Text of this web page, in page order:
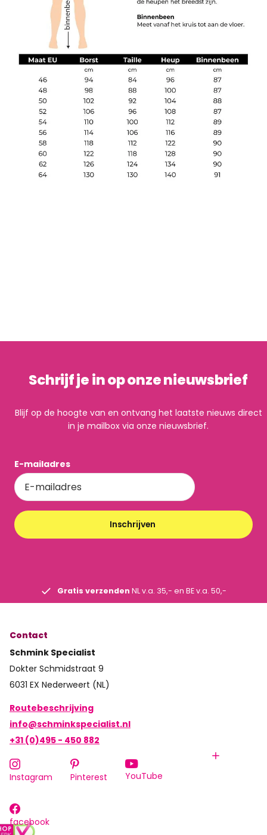
Schrijf je in op onze nieuwsbrief
Blijf op de hoogte van en ontvang het laatste nieuws direct
in je mailbox via onze nieuwsbrief.
E-mailadres
Inschrijven
Gratis verzenden NL v.a. 35,- en BE v.a. 50,-
Contact
Schmink Specialist
Dokter Schmidstraat 9
6031 EX Nederweert (NL)
Routebeschrijving
info@schminkspecialist.nl
+31 (0)495 - 450 882
Instagram Pinterest YouTube
facebook